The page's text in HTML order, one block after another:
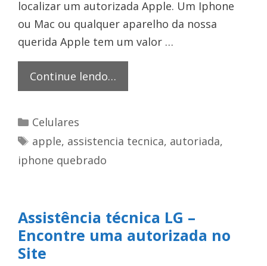
localizar um autorizada Apple. Um Iphone
ou Mac ou qualquer aparelho da nossa
querida Apple tem um valor …
Continue lendo…
técnica
São
Categorias
Celulares
Tags
apple, assistencia tecnica, autoriada,
iphone quebrado
Assistência técnica LG –
Encontre uma autorizada no
Site